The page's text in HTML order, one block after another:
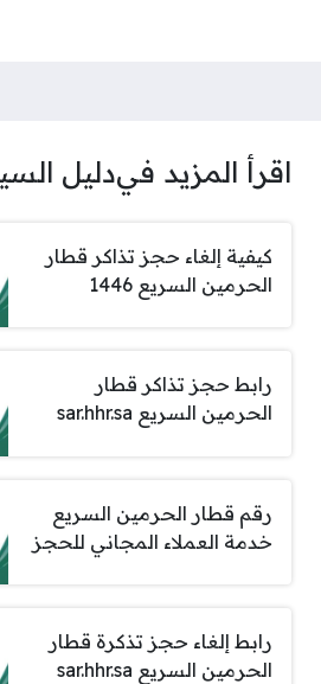
اقرأ المزيد فيدليل
كيفية إلغاء حجز تذاكر قطار
الحرمين السريع 1446
رابط حجز تذاكر قطار
الحرمين السريع sar.hhr.sa
رقم قطار الحرمين السريع
خدمة العملاء المجاني للحجز
رابط إلغاء حجز تذكرة قطار
الحرمين السريع sar.hhr.sa